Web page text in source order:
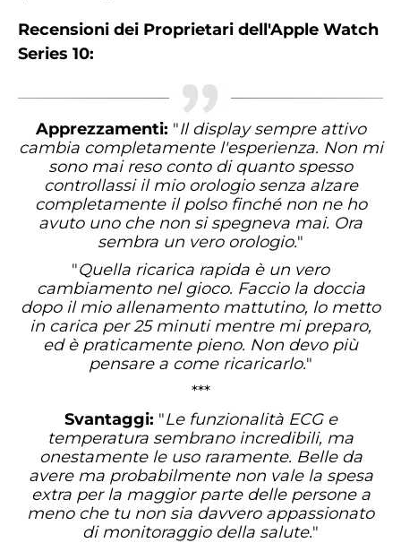
Recensioni dei Proprietari dell'Apple Watch
Series 10:
Apprezzamenti: "Il display sempre attivo
cambia completamente l'esperienza. Non mi
sono mai reso conto di quanto spesso
controllassi il mio orologio senza alzare
completamente il polso finché non ne ho
avuto uno che non si spegneva mai. Ora
sembra un vero orologio."
"Quella ricarica rapida è un vero
cambiamento nel gioco. Faccio la doccia
dopo il mio allenamento mattutino, lo metto
in carica per 25 minuti mentre mi preparo,
ed è praticamente pieno. Non devo più
pensare a come ricaricarlo."
***
Svantaggi: "Le funzionalità ECG e
temperatura sembrano incredibili, ma
onestamente le uso raramente. Belle da
avere ma probabilmente non vale la spesa
extra per la maggior parte delle persone a
meno che tu non sia davvero appassionato
di monitoraggio della salute."